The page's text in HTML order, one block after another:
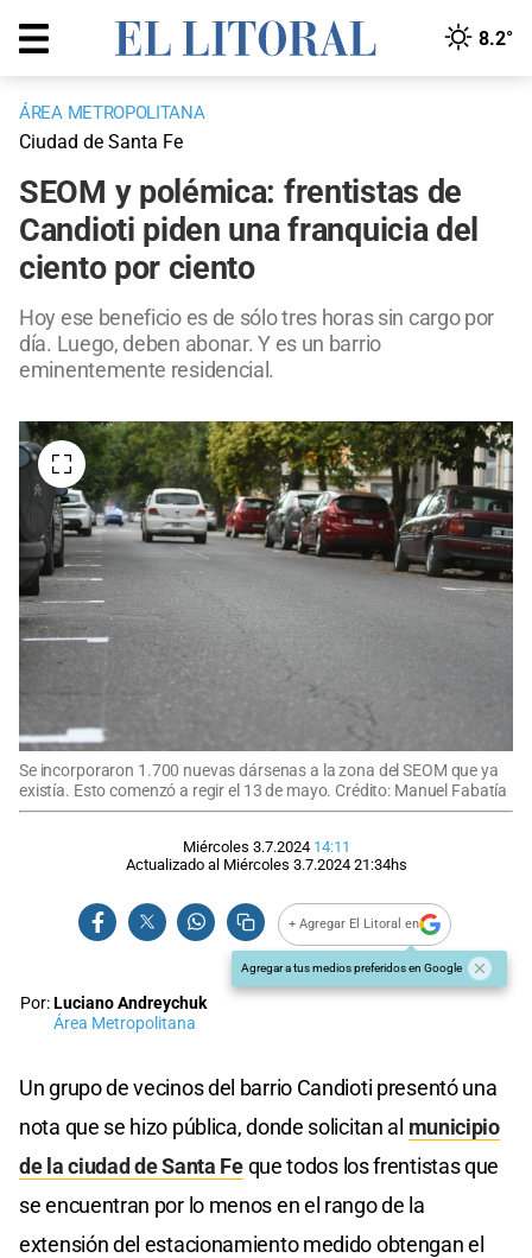
8.2°
ÁREA METROPOLITANA
Ciudad de Santa Fe
SEOM y polémica: frentistas de
Candioti piden una franquicia del
ciento por ciento
Hoy ese beneficio es de sólo tres horas sin cargo por
día. Luego, deben abonar. Y es un barrio
eminentemente residencial.
Se incorporaron 1.700 nuevas dársenas a la zona del SEOM que ya
existía. Esto comenzó a regir el 13 de mayo. Crédito: Manuel Fabatía
Miércoles 3.7.2024 14:11
Actualizado al Miércoles 3.7.2024 21:34hs
+ Agregar El Litoral en
Agregar a tus medios preferidos en Google
Por:Luciano Andreychuk
Área Metropolitana
Un grupo de vecinos del barrio Candioti presentó una
nota que se hizo pública, donde solicitan al municipio
de la ciudad de Santa Feque todos los frentistas que
se encuentran por lo menos en el rango de la
extensión del estacionamiento medido obtengan el